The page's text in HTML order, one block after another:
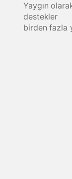
Yaygın
destekler
birden fazla